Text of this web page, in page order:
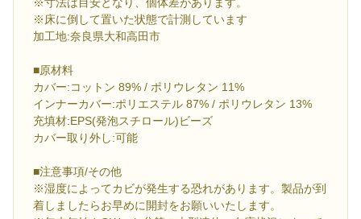
※床に倒して置いた状態で計測しています
加工地:奈良県大和高田市
■原材料
カバー:コットン 89% / ポリウレタン 11%
インナーカバー:ポリエステル 87% / ポリウレタン 13%
充填材:EPS(発泡スチロール)ビーズ
カバー取り外し:可能
■注意事項/その他
※湿度によってカビが発生する恐れがあります。製品が到
着しましたらお早めに開封をお願いいたします。